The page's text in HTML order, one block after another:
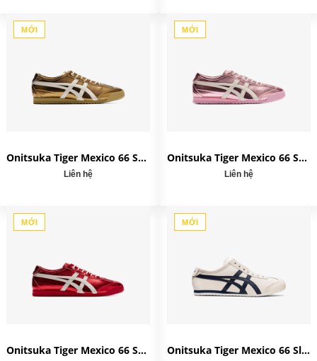
MỚI
Onitsuka Tiger Mexico 66 SD 'Desert Camp' 1183C468-200
Liên hệ
MỚI
Onitsuka Tiger Mexico 66 SD 'Crystal Pink' 1183C468-700
Liên hệ
MỚI
Onitsuka Tiger Mexico 66 SD 'Ginger Peach' 1183C468-701
MỚI
Onitsuka Tiger Mexico 66 Slip-On 'Midnight' 1183A360-205